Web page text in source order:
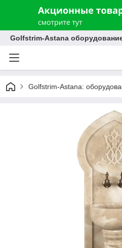
Golfstrim-Astana
Golfstrim-Astana: